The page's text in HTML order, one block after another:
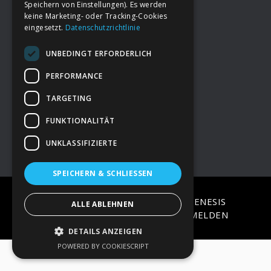
FooterDeine Spende
→ Impressum
→Kontakt zum PAO Team
COPYRIGHT © 2026 · ON
GENESIS
FRAMEWORK·WORDPRESS·ANMELDEN
Speichern von Einstellungen). Es werden
keine Marketing- oder Tracking-Cookies
eingesetzt. Datenschutzrichtlinie
UNBEDINGT ERFORDERLICH
PERFORMANCE
TARGETING
FUNKTIONALITÄT
UNKLASSIFIZIERTE
SPEICHERN & SCHLIESSEN
ALLE ABLEHNEN
DETAILS ANZEIGEN
POWERED BY COOKIESCRIPT